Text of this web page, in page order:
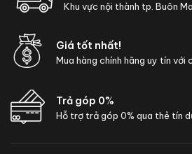
Khu vực nội thành tp. Buôn
Giá tốt nhất!
Mua hàng chính hãng uy tín với
Trả góp 0%
Hỗ trợ trả góp 0% qua thẻ tín